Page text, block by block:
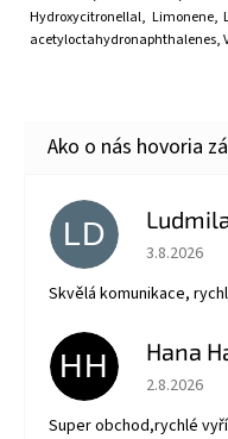
Hydroxycitronellal, Limonene,
acetyloctahydronaphthalenes,
LD
3.8.2026
Skvělá komunikace,
HH Hana
2.8.2026
Super obchod,rychlé